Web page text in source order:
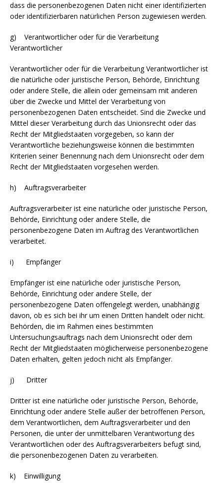
dass die personenbezogenen Daten nicht einer identifizierten
oder identifizierbaren natürlichen Person zugewiesen werden.
g) Verantwortlicher oder für die Verarbeitung
Verantwortlicher
Verantwortlicher oder für die Verarbeitung Verantwortlicher ist
die natürliche oder juristische Person, Behörde, Einrichtung
oder andere Stelle, die allein oder gemeinsam mit anderen
über die Zwecke und Mittel der Verarbeitung von
personenbezogenen Daten entscheidet. Sind die Zwecke und
Mittel dieser Verarbeitung durch das Unionsrecht oder das
Recht der Mitgliedstaaten vorgegeben, so kann der
Verantwortliche beziehungsweise können die bestimmten
Kriterien seiner Benennung nach dem Unionsrecht oder dem
Recht der Mitgliedstaaten vorgesehen werden.
h) Auftragsverarbeiter
Auftragsverarbeiter ist eine natürliche oder juristische Person,
Behörde, Einrichtung oder andere Stelle, die
personenbezogene Daten im Auftrag des Verantwortlichen
verarbeitet.
i) Empfänger
Empfänger ist eine natürliche oder juristische Person,
Behörde, Einrichtung oder andere Stelle, der
personenbezogene Daten offengelegt werden, unabhängig
davon, ob es sich bei ihr um einen Dritten handelt oder nicht.
Behörden, die im Rahmen eines bestimmten
Untersuchungsauftrags nach dem Unionsrecht oder dem
Recht der Mitgliedstaaten möglicherweise personenbezogene
Daten erhalten, gelten jedoch nicht als Empfänger.
j) Dritter
Dritter ist eine natürliche oder juristische Person, Behörde,
Einrichtung oder andere Stelle außer der betroffenen Person,
dem Verantwortlichen, dem Auftragsverarbeiter und den
Personen, die unter der unmittelbaren Verantwortung des
Verantwortlichen oder des Auftragsverarbeiters befugt sind,
die personenbezogenen Daten zu verarbeiten.
k) Einwilligung